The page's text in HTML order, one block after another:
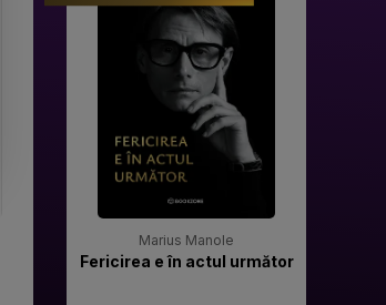
Marius Manole
Fericirea e în actul următor